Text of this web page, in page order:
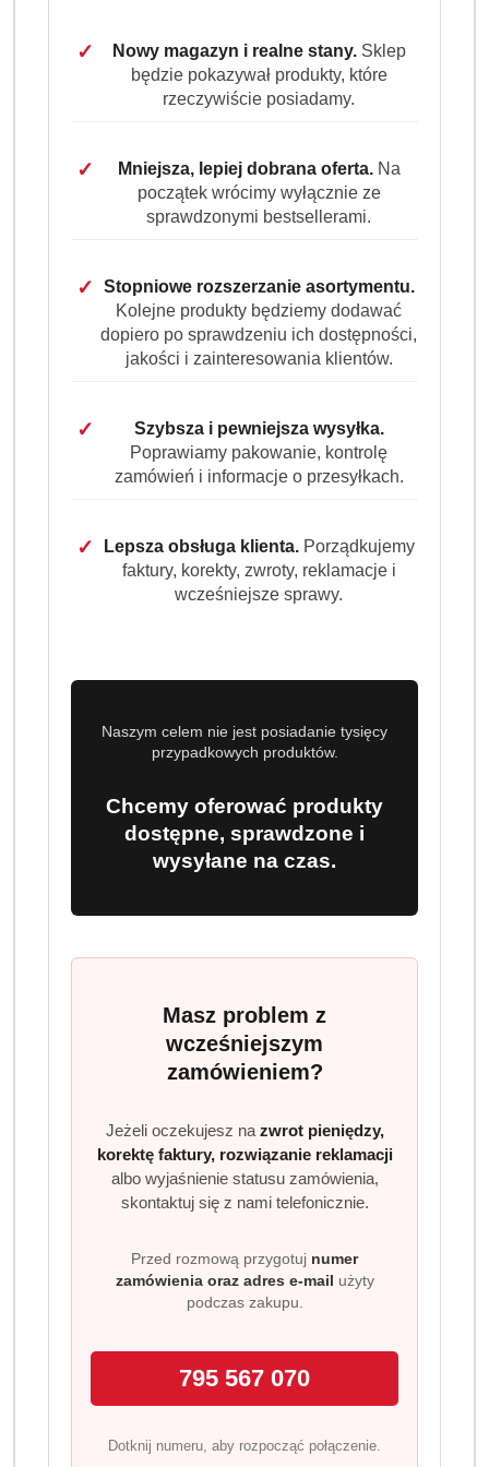
rozpuszczalna w 100% z ziaren Robusty. Intensywny
smak, wyraźna goryczka i wysoka zawartość kofeiny.
Idealna na energiczny poranek.
Dostępność:
Brak towaru
Powiadom gdy produkt będzie dostępny
Program lojalnościowy dostępny jest tylko dla
zalogowanych klientów.
Do koszyka
ciągu:
OPIS
ZADAJ
Tchibo Eduscho Family 200 g –
mocna, pobudzająca kawa
rozpuszczalna
osobach, które potrzebują intensywnego smaku i
solidnego pobudzenia już od pierwszych chwil dnia.
Powstaje w 100% z naturalnie mocnych ziaren Robusty,
które słyną z wysokiej zawartości kofeiny, pełnego smaku
Dzięki mocnemu paleniu (6/6) kawa zyskuje głęboki
aromat i charakterystyczny, intensywny profil smakowy.
która nie tylko pobudza, ale i zapewnia pełnię kawowego
100% Robusta – maksymalna moc i intensywność
✓ Nowy magazyn i realne stany.Sklep
będzie pokazywał produkty, które
rzeczywiście posiadamy.
✓ Mniejsza, lepiej dobrana oferta.Na
początek wrócimy wyłącznie ze
sprawdzonymi bestsellerami.
✓
Stopniowe rozszerzanie asortymentu.
Kolejne produkty będziemy dodawać
dopiero po sprawdzeniu ich dostępności,
jakości i zainteresowania klientów.
✓
Szybsza i pewniejsza wysyłka.
Poprawiamy pakowanie, kontrolę
zamówień i informacje o przesyłkach.
✓ Lepsza obsługa klienta.Porządkujemy
faktury, korekty, zwroty, reklamacje i
wcześniejsze sprawy.
Naszym celem nie jest posiadanie tysięcy
przypadkowych produktów.
Chcemy oferować produkty
dostępne, sprawdzone i
wysyłane na czas.
Masz problem z
wcześniejszym
zamówieniem?
Jeżeli oczekujesz na zwrot pieniędzy,
korektę faktury, rozwiązanie reklamacji
albo wyjaśnienie statusu zamówienia,
skontaktuj się z nami telefonicznie.
Przed rozmową przygotuj numer
zamówienia oraz adres e-mail użyty
podczas zakupu.
795 567 070
Dotknij numeru, aby rozpocząć połączenie.